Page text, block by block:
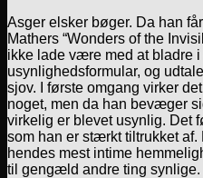
Asger elsker bøger. Da han
Mathers “Wonders of the
ikke lade være med at bladre
usynlighedsformular, og
sjov. I første omgang virker
noget, men da han bevæger
virkelig er blevet usynlig. Det
som han er stærkt tiltrukket
hendes mest intime
til gengæld andre ting synlige.